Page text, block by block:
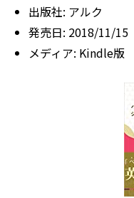
出版社: アルク
発売日: 2018/11/15
メディア: Kindle版